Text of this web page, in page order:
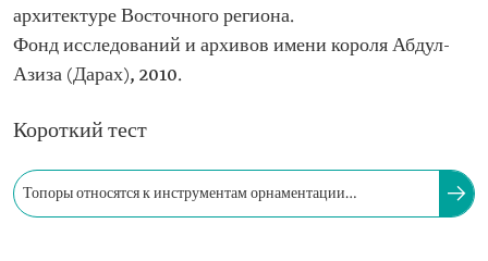
архитектуре Восточного региона.
Фонд исследований и архивов имени короля Абдул-
Азиза (Дарах), 2010.
Короткий тест
Топоры относятся к инструментам орнаментации